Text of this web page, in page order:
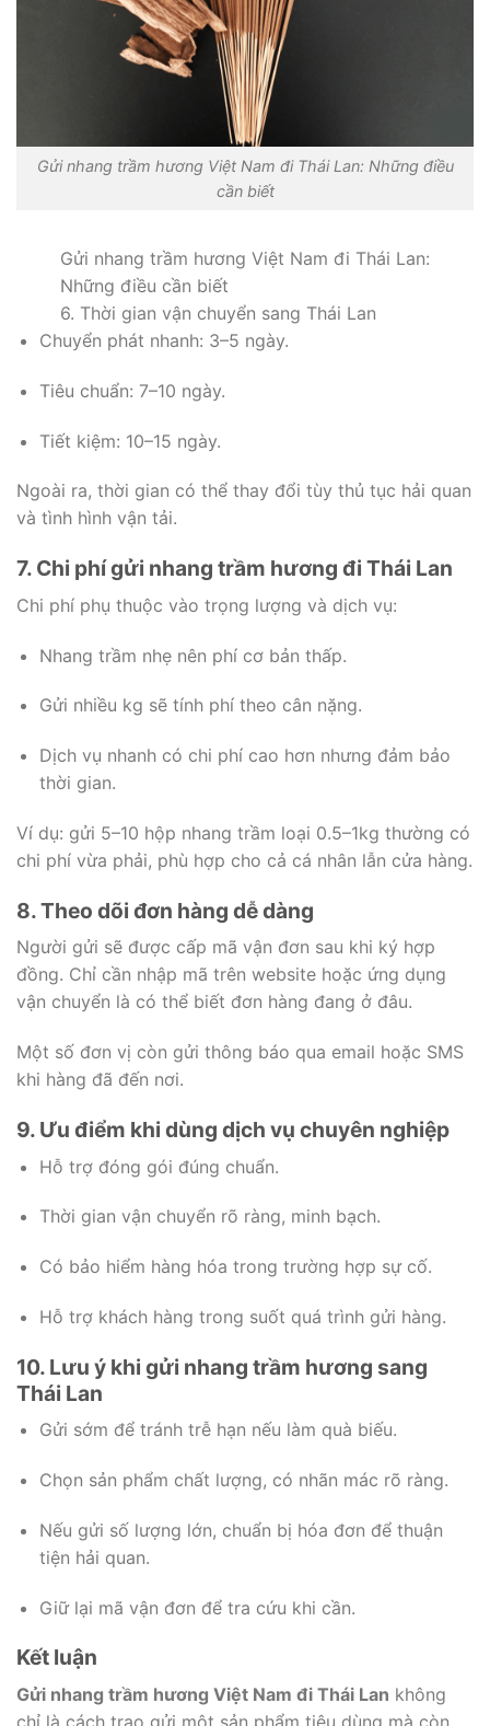
Gửi nhang trầm hương Việt Nam đi Thái Lan: Những điều
cần biết
Gửi nhang trầm hương Việt Nam đi Thái Lan:
Những điều cần biết
6. Thời gian vận chuyển sang Thái Lan
Chuyển phát nhanh: 3–5 ngày.
Tiêu chuẩn: 7–10 ngày.
Tiết kiệm: 10–15 ngày.
Ngoài ra, thời gian có thể thay đổi tùy thủ tục hải quan
và tình hình vận tải.
7. Chi phí gửi nhang trầm hương đi Thái Lan
Chi phí phụ thuộc vào trọng lượng và dịch vụ:
Nhang trầm nhẹ nên phí cơ bản thấp.
Gửi nhiều kg sẽ tính phí theo cân nặng.
Dịch vụ nhanh có chi phí cao hơn nhưng đảm bảo
thời gian.
Ví dụ: gửi 5–10 hộp nhang trầm loại 0.5–1kg thường có
chi phí vừa phải, phù hợp cho cả cá nhân lẫn cửa hàng.
8. Theo dõi đơn hàng dễ dàng
Người gửi sẽ được cấp mã vận đơn sau khi ký hợp
đồng. Chỉ cần nhập mã trên website hoặc ứng dụng
vận chuyển là có thể biết đơn hàng đang ở đâu.
Một số đơn vị còn gửi thông báo qua email hoặc SMS
khi hàng đã đến nơi.
9. Ưu điểm khi dùng dịch vụ chuyên nghiệp
Hỗ trợ đóng gói đúng chuẩn.
Thời gian vận chuyển rõ ràng, minh bạch.
Có bảo hiểm hàng hóa trong trường hợp sự cố.
Hỗ trợ khách hàng trong suốt quá trình gửi hàng.
10. Lưu ý khi gửi nhang trầm hương sang
Thái Lan
Gửi sớm để tránh trễ hạn nếu làm quà biếu.
Chọn sản phẩm chất lượng, có nhãn mác rõ ràng.
Nếu gửi số lượng lớn, chuẩn bị hóa đơn để thuận
tiện hải quan.
Giữ lại mã vận đơn để tra cứu khi cần.
Kết luận
Gửi nhang trầm hương Việt Nam đi Thái Lan không